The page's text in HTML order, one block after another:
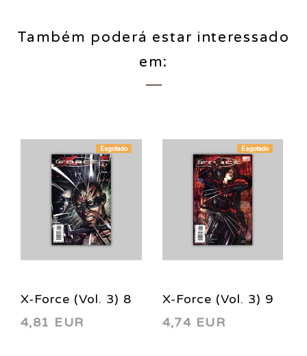
Também poderá estar interessado
em:
Esgotado
X-Force (Vol. 3) 8
2008
4,81 EUR
Esgotado
X-Force (Vol. 3) 9
2009
4,74 EUR